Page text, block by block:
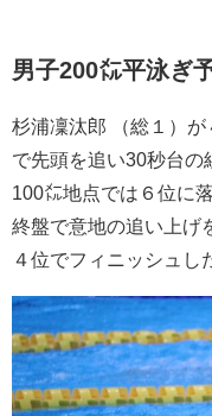
男子200㍍平泳ぎ
杉浦凜汰郎 （総１）
で先頭を追い30秒台の
100㍍地点では６位に
終盤で意地の追い上げ
４位でフィニッシュし